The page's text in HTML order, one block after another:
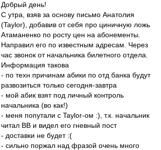
Добрый день!
С утра, взяв за основу письмо Анатолия
(Taylor), добавив от себя про циничную ложь
Атаманенко по росту цен на абонементы.
Направил его по известным адресам. Через
час звонок от начальника билетного отдела.
Информация такова
- по техн причинам абики по отд банка будут
развозиться только сегодня-завтра
- мой абик взят под личный контроль
начальника (во как!)
- меня попутали с Taylor-ом :), т.к. начальник
читал ВВ и видел его гневный пост
- доставки не будет :(
- сильно поржал над фразой очень много